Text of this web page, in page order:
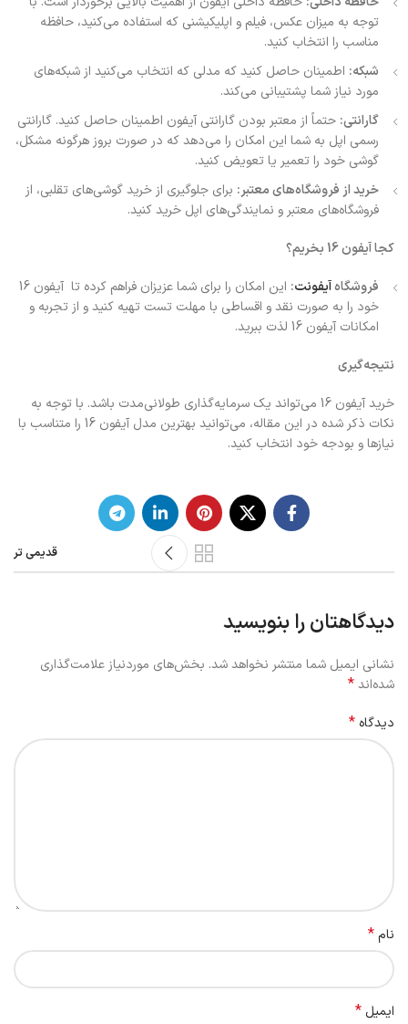
توجه به میزان عکس، فیلم و اپلیکیشنی که استفاده می‌کنید، حافظه
مناسب را انتخاب کنید.
شبکه: اطمینان حاصل کنید که مدلی که انتخاب می‌کنید از شبکه‌های
مورد نیاز شما پشتیبانی می‌کند.
گارانتی: حتماً از معتبر بودن گارانتی آیفون اطمینان حاصل کنید. گارانتی
رسمی اپل به شما این امکان را می‌دهد که در صورت بروز هرگونه مشکل،
گوشی خود را تعمیر یا تعویض کنید.
خرید از فروشگاه‌های معتبر: برای جلوگیری از خرید گوشی‌های تقلبی، از
فروشگاه‌های معتبر و نمایندگی‌های اپل خرید کنید.
کجا آیفون 16 بخریم؟
فروشگاه‌آیفونت:
این امکان را برای شما عزیزان فراهم کرده تا آیفون 16
خود را به صورت نقد و اقساطی با مهلت تست تهیه کنید و از تجربه و
امکانات آیفون 16 لذت ببرید.
نتیجه‌گیری
خرید آیفون 16 می‌تواند یک سرمایه‌گذاری طولانی‌مدت باشد. با توجه به
نکات ذکر شده در این مقاله، می‌توانید بهترین مدل آیفون 16 را متناسب با
نیازها و بودجه خود انتخاب کنید.
قدیمی تر
دیدگاهتان را بنویسید
نشانی ایمیل شما منتشر نخواهد شد. بخش‌های موردنیاز علامت‌گذاری
شده‌اند*
دیدگاه *
نام*
ایمیل *